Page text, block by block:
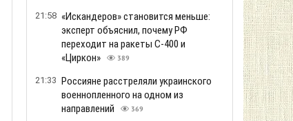
21:58 «Искандеров» становится меньше:
эксперт объяснил, почему РФ
переходит на ракеты С-400 и
«Циркон»
389
21:33 Россияне расстреляли украинского
военнопленного на одном из
направлений
369